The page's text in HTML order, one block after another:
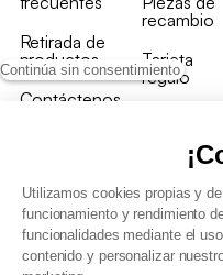
Continúa sin consentimiento
Utilizamos cookies propias y
funcionamiento y rendimiento
funcionalidades mediante el
contenido y personalizar
Retirada de
productos
Contáctenos
recambio
Tarjeta
regalo